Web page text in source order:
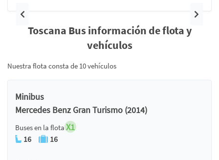
Anterior
Toscana Bus información de flota y
vehículos
Nuestra flota consta de 10 vehículos
Minibus
Mercedes Benz Gran Turismo (2014)
Buses en la flota X1
16 16